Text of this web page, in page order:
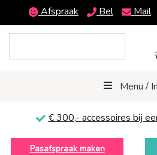
Afspraak Bel Mail
Menu /
€ 300,- accessoires bij
Pasafspraak maken